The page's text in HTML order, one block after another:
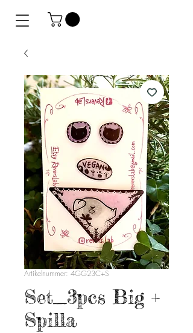
Artikelnummer: 4GG23C+S
Set_3pcs Big +
Spilla